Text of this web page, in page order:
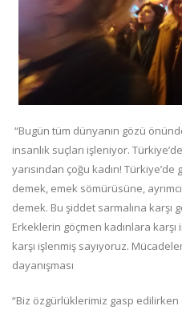
“Bugün tüm dünyanın gözü
insanlık suçları işleniyor.
yarısından çoğu kadın!
demek, emek sömürüsüne,
demek. Bu şiddet sarmalına karşı
Erkeklerin göçmen kadınlara
karşı işlenmiş sayıyoruz.
dayanışması
“Biz özgürlüklerimiz gasp